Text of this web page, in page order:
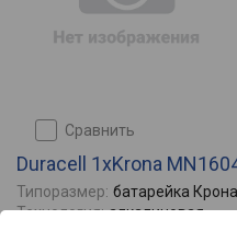
сравнить
Duracell 1xKrona
Типоразмер: батарейка Крона
Технология: алкалиновая